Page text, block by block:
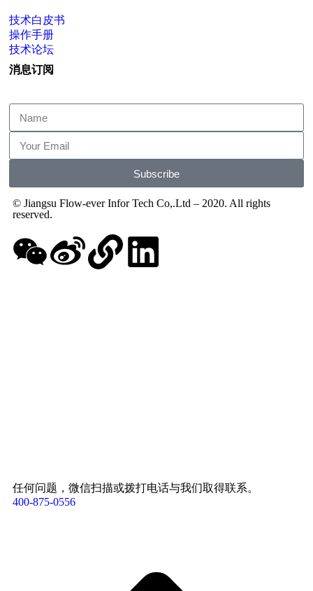
技术白皮书
操作手册
技术论坛
消息订阅
Subscribe
© Jiangsu Flow-ever Infor Tech Co,.Ltd – 2020. All rights
reserved.
任何问题，微信扫描或拨打电话与我们取得联系。
400-875-0556​